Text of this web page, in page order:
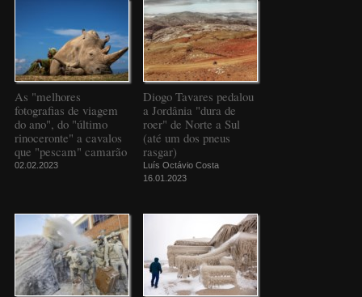
As "melhores
fotografias de viagem
do ano", do "último
rinoceronte" a cavalos
que "pescam" camarão
02.02.2023
Diogo Tavares pedalou
a Jordânia "dura de
roer" de Norte a Sul
(até um dos pneus
rasgar)
Luís Octávio Costa
16.01.2023